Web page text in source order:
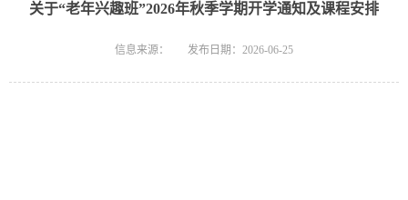
关于“老年兴趣班”2026年秋季学期开学通知及课程安排
信息来源： 发布日期：2026-06-25